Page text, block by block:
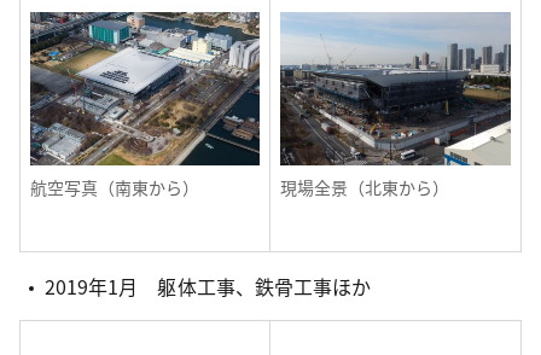
航空写真（南東から） 現場全景（北東から）
2019年1月 躯体工事、鉄骨工事ほか